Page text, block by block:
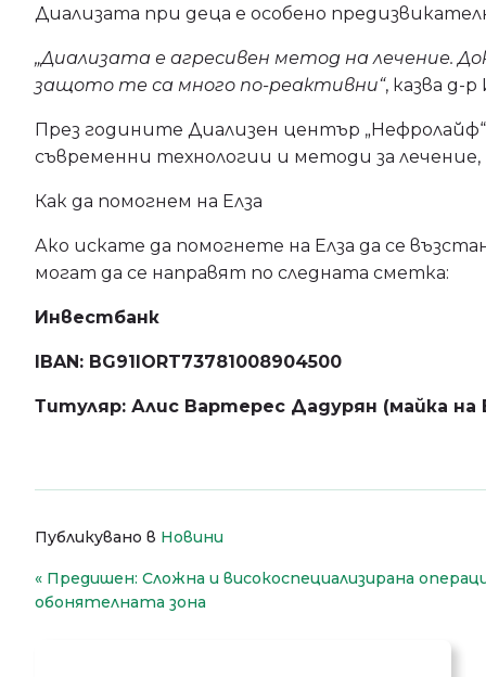
Диализата при деца е особено
„Диализата е агресивен метод на лечение.
защото те са много по-реактивни“, казва д-
През годините Диализен център
съвременни технологии и методи за
Как да помогнем на Елза
Ако искате да помогнете на Елза да се
могат да се направят по следната сметка:
Инвестбанк
IBAN: BG91IORT73781008904500
Титуляр: Алис Вартерес Дадурян (майка на
Публикувано в Новини
Навигация
Предишен: Сложна и високоспециализирана
обонятелната зона